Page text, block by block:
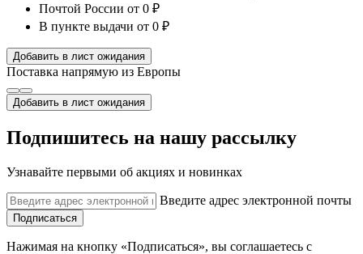
Почтой России от 0 ₽
В пункте выдачи от 0 ₽
Добавить в лист ожидания
Поставка напрямую из Европы
Добавить в лист ожидания
Подпишитесь на нашу рассылку
Узнавайте первыми об акциях и новинках
Введите адрес электронной почты
Подписаться
Нажимая на кнопку «Подписаться», вы соглашаетесь с